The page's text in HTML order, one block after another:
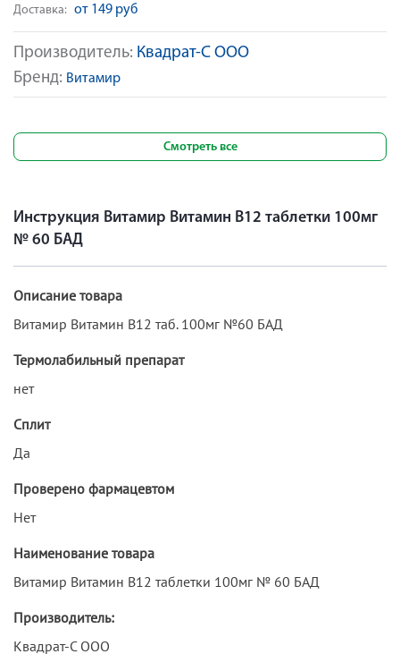
Производитель: Квадрат-С ООО
Бренд: Витамир
Доставка: от 149 руб
Смотреть все
Инструкция Витамир Витамин В12 таблетки 100мг
№ 60 БАД
Описание товара
Витамир Витамин В12 таб. 100мг №60 БАД
Термолабильный препарат
нет
Сплит
Да
Проверено фармацевтом
Нет
Наименование товара
Витамир Витамин В12 таблетки 100мг № 60 БАД
Производитель:
Квадрат-С ООО